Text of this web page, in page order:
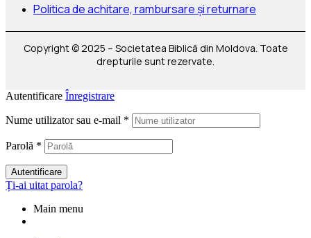
Politica de achitare, rambursare și returnare
Copyright © 2025 – Societatea Biblică din Moldova. Toate
drepturile sunt rezervate.
Autentificare Înregistrare
Nume utilizator sau e-mail *
Parolă *
Autentificare
Ți-ai uitat parola?
Main menu